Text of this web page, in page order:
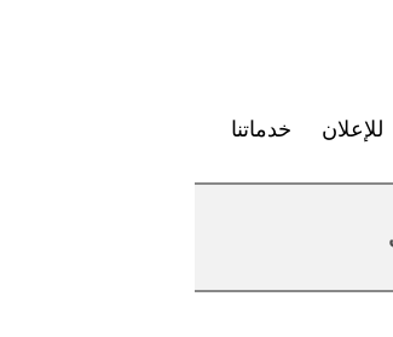
للإعلان خدماتنا